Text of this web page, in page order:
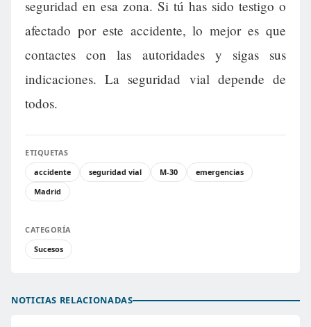
seguridad en esa zona. Si tú has sido testigo o
afectado por este accidente, lo mejor es que
contactes con las autoridades y sigas sus
indicaciones. La seguridad vial depende de
todos.
ETIQUETAS
accidente
seguridad vial M-30
emergencias
Madrid
CATEGORÍA
Sucesos
NOTICIAS RELACIONADAS